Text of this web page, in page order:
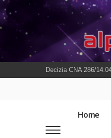
Decizia CNA 286/
Home